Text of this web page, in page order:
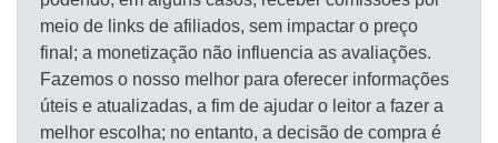
meio de links de afiliados, sem impactar o preço
final; a monetização não influencia as avaliações.
Fazemos o nosso melhor para oferecer informações
úteis e atualizadas, a fim de ajudar o leitor a fazer a
melhor escolha; no entanto, a decisão de compra é